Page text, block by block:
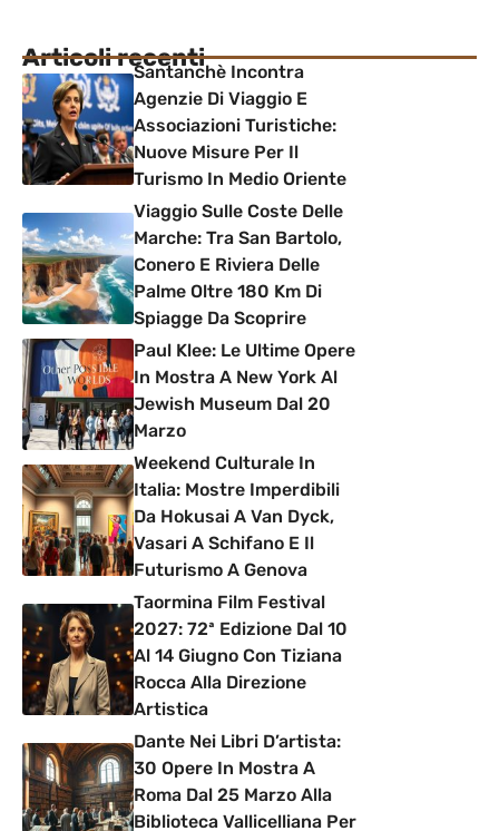
Articoli recentiSantanchè Incontra
Agenzie Di Viaggio E
Associazioni Turistiche:
Nuove Misure Per Il
Turismo In Medio Oriente
Viaggio Sulle Coste Delle
Marche: Tra San Bartolo,
Conero E Riviera Delle
Palme Oltre 180 Km Di
Spiagge Da Scoprire
Paul Klee: Le Ultime Opere
In Mostra A New York Al
Jewish Museum Dal 20
Marzo
Weekend Culturale In
Italia: Mostre Imperdibili
Da Hokusai A Van Dyck,
Vasari A Schifano E Il
Futurismo A Genova
Taormina Film Festival
2027: 72ª Edizione Dal 10
Al 14 Giugno Con Tiziana
Rocca Alla Direzione
Artistica
Dante Nei Libri D’artista:
30 Opere In Mostra A
Roma Dal 25 Marzo Alla
Biblioteca Vallicelliana Per